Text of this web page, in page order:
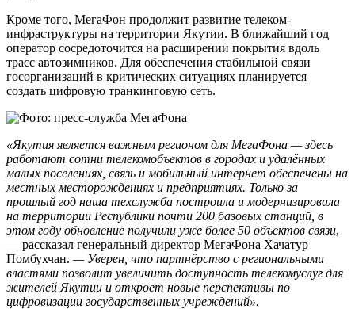
Кроме того, МегаФон продолжит развитие телеком-
инфраструктуры на территории Якутии. В ближайший год
оператор сосредоточится на расширении покрытия вдоль
трасс автозимников. Для обеспечения стабильной связи
госорганизаций в критических ситуациях планируется
создать цифровую транкинговую сеть.
«Якутия является важным регионом для МегаФона — здесь
работают сотни телекомобъектов в городах и удалённых
малых поселениях, связь и мобильный интернет обеспечены на
местных месторождениях и предприятиях. Только за
прошлый год наша техслужба построила и модернизировала
на территории Республики почти 200 базовых станций, в
этом году обновление получили уже более 50 объектов связи,
— рассказал генеральный директор МегаФона Хачатур
Помбухчан. — Уверен, что партнёрство с региональными
властями позволит увеличить доступность телекомуслуг для
жителей Якутии и откроет новые перспективы по
цифровизации государственных учреждений».